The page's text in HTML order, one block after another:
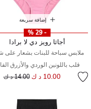
إضافة سريعة
- 29 %
أجاثا رويز دي لا برادا
ملابس سباحة للبنات بشعار على
قلب باللونين الوردي والأزرق
10.00 د ك سعر
14.00 د ك